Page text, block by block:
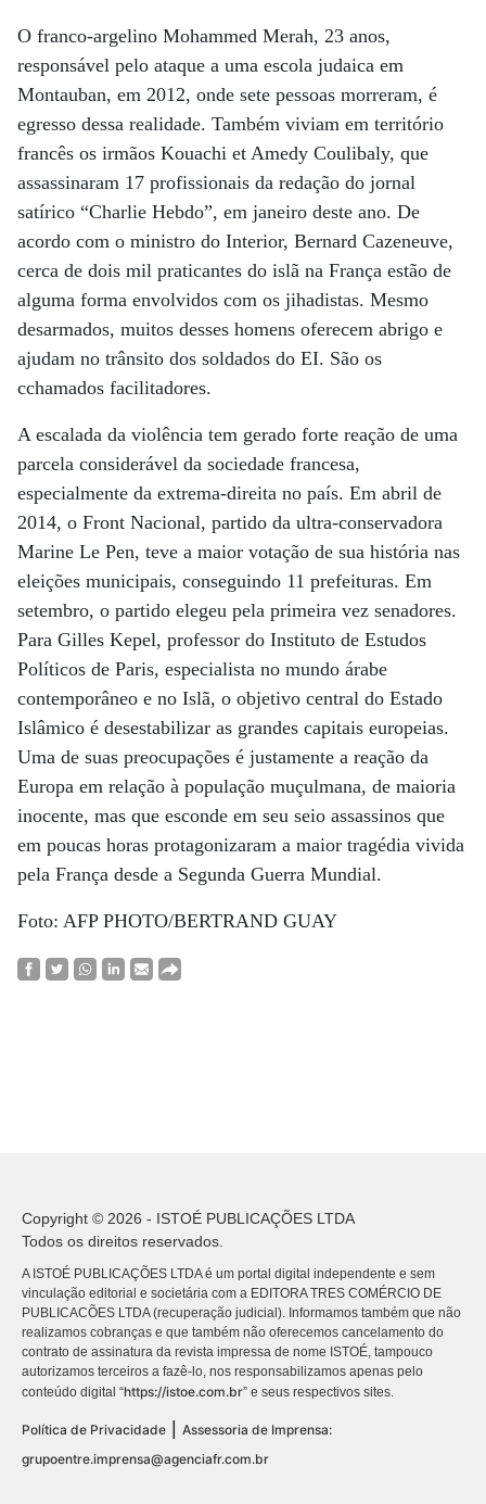
O franco-argelino Mohammed Merah, 23 anos,
responsável pelo ataque a uma escola judaica em
Montauban, em 2012, onde sete pessoas morreram, é
egresso dessa realidade. Também viviam em território
francês os irmãos Kouachi et Amedy Coulibaly, que
assassinaram 17 profissionais da redação do jornal
satírico “Charlie Hebdo”, em janeiro deste ano. De
acordo com o ministro do Interior, Bernard Cazeneuve,
cerca de dois mil praticantes do islã na França estão de
alguma forma envolvidos com os jihadistas. Mesmo
desarmados, muitos desses homens oferecem abrigo e
ajudam no trânsito dos soldados do EI. São os
cchamados facilitadores.
A escalada da violência tem gerado forte reação de uma
parcela considerável da sociedade francesa,
especialmente da extrema-direita no país. Em abril de
2014, o Front Nacional, partido da ultra-conservadora
Marine Le Pen, teve a maior votação de sua história nas
eleições municipais, conseguindo 11 prefeituras. Em
setembro, o partido elegeu pela primeira vez senadores.
Para Gilles Kepel, professor do Instituto de Estudos
Políticos de Paris, especialista no mundo árabe
contemporâneo e no Islã, o objetivo central do Estado
Islâmico é desestabilizar as grandes capitais europeias.
Uma de suas preocupações é justamente a reação da
Europa em relação à população muçulmana, de maioria
inocente, mas que esconde em seu seio assassinos que
em poucas horas protagonizaram a maior tragédia vivida
pela França desde a Segunda Guerra Mundial.
Foto: AFP PHOTO/BERTRAND GUAY
Copyright © 2026 - ISTOÉ PUBLICAÇÕES LTDA
Todos os direitos reservados.
A ISTOÉ PUBLICAÇÕES LTDA é um portal digital independente e sem
vinculação editorial e societária com a EDITORA TRES COMÉRCIO DE
PUBLICACÕES LTDA (recuperação judicial). Informamos também que não
realizamos cobranças e que também não oferecemos cancelamento do
contrato de assinatura da revista impressa de nome ISTOÉ, tampouco
autorizamos terceiros a fazê-lo, nos responsabilizamos apenas pelo
conteúdo digital “https://istoe.com.br” e seus respectivos sites.
Política de Privacidade | Assessoria de Imprensa:
grupoentre.imprensa@agenciafr.com.br